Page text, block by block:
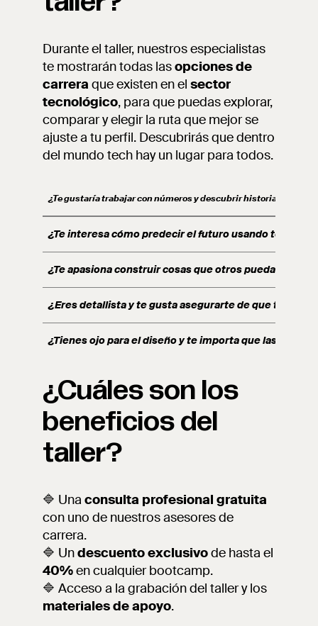
Durante el taller, nuestros especialistas
te mostrarán todas lasopciones de
carrera que existen en el sector
tecnológico, para que puedas explorar,
comparar y elegir la ruta que mejor se
ajuste a tu perfil. Descubrirás que dentro
del mundo tech hay un lugar para todos.
¿Te gustaría trabajar con números y descubrir historias
¿Te interesa cómo predecir el futuro usando
¿Te apasiona construir cosas que otros puedan de
¿Eres detallista y te gusta asegurarte de que todo
¿Tienes ojo para el diseño y te importa que las
¿Cuáles son los
beneficios del
taller?
🔷 Una consulta profesional gratuita
con uno de nuestros asesores de
carrera.
🔷 Undescuento exclusivode hasta el
40%en cualquier bootcamp.
🔷 Acceso a la grabación del taller y los
materiales de apoyo.